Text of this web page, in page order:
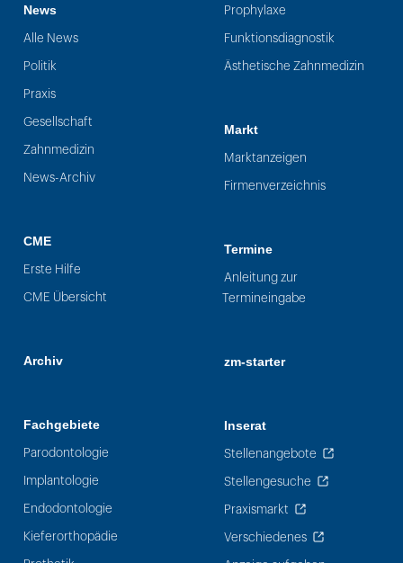
News
Alle News
Politik
Praxis
Gesellschaft
Zahnmedizin
News-Archiv
CME
Erste Hilfe
CME Übersicht
Archiv
Fachgebiete
Parodontologie
Implantologie
Endodontologie
Kieferorthopädie
Prophylaxe
Funktionsdiagnostik
Ästhetische Zahnmedizin
Markt
Marktanzeigen
Firmenverzeichnis
Termine
Anleitung zur
Termineingabe
zm-starter
Inserat
Stellenangebote
Stellengesuche
Praxismarkt
Verschiedenes